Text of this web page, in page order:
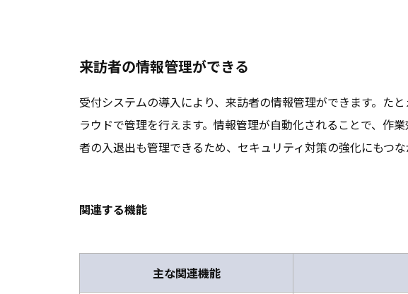
来訪者の情報管理ができる
受付システムの導入により、来訪者の情報管理ができます。た
ラウドで管理を行えます。情報管理が自動化されることで、作
者の入退出も管理できるため、セキュリティ対策の強化にもつな
関連する機能
主な関連機能